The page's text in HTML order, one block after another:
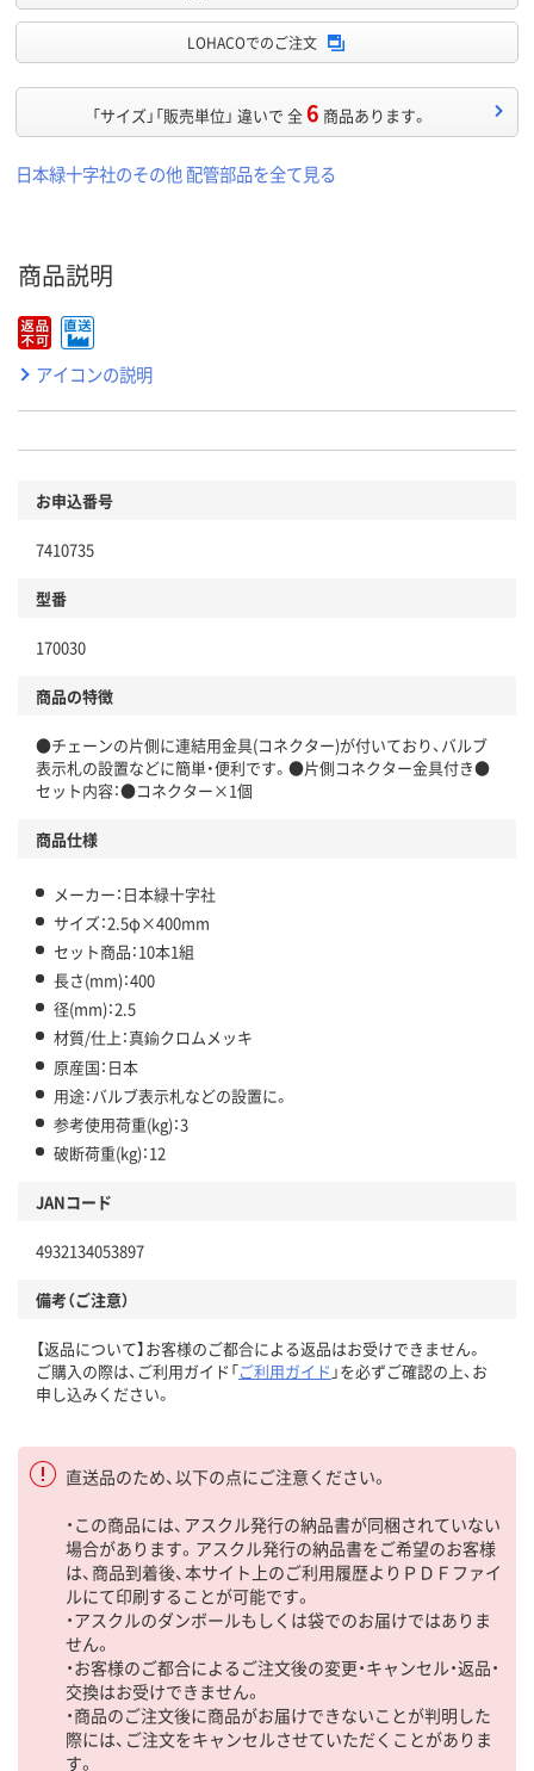
LOHACOでのご注文
「サイズ」「販売単位」 違いで 全6 商品あります。
日本緑十字社のその他 配管部品を全て見る
商品説明
アイコンの説明
お申込番号
7410735
型番
170030
商品の特徴
●チェーンの片側に連結用金具(コネクター)が付いており、バルブ
表示札の設置などに簡単・便利です。●片側コネクター金具付き●
セット内容：●コネクター×1個
商品仕様
メーカー：日本緑十字社
サイズ：2.5φ×400mm
セット商品：10本1組
長さ(mm)：400
径(mm)：2.5
材質/仕上：真鍮クロムメッキ
原産国：日本
用途：バルブ表示札などの設置に。
参考使用荷重(kg)：3
破断荷重(kg)：12
JANコード
4932134053897
備考（ご注意）
【返品について】お客様のご都合による返品はお受けできません。
ご購入の際は、ご利用ガイド「ご利用ガイド 」を必ずご確認の上、お
申し込みください。
直送品のため、以下の点にご注意ください。
・この商品には、アスクル発行の納品書が同梱されていない
場合があります。アスクル発行の納品書をご希望のお客様
は、商品到着後、本サイト上のご利用履歴よりＰＤＦファイ
ルにて印刷することが可能です。
・アスクルのダンボールもしくは袋でのお届けではありま
せん。
・お客様のご都合によるご注文後の変更・キャンセル・返品・
交換はお受けできません。
・商品のご注文後に商品がお届けできないことが判明した
際には、ご注文をキャンセルさせていただくことがありま
す。